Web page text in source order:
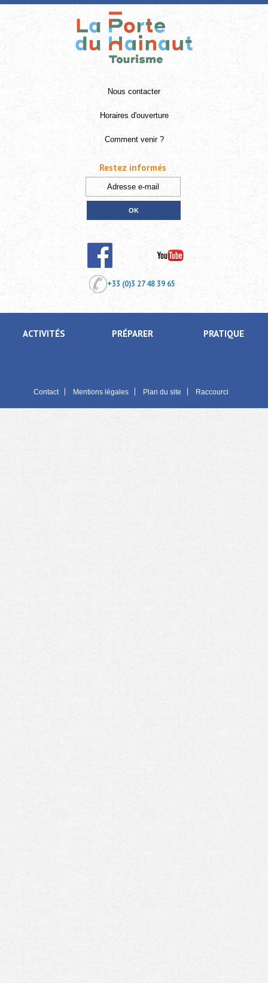
Nous contacter
Horaires d'ouverture
Comment venir ?
+33 (0)3 27 48 39 65
ACTIVITÉS PRÉPARER PRATIQUE
Contact Mentions légales Plan du site Raccourci
Restez informés